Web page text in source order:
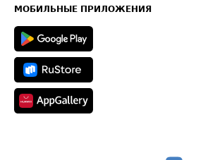
Техническая информация
МОБИЛЬНЫЕ ПРИЛОЖЕНИЯ